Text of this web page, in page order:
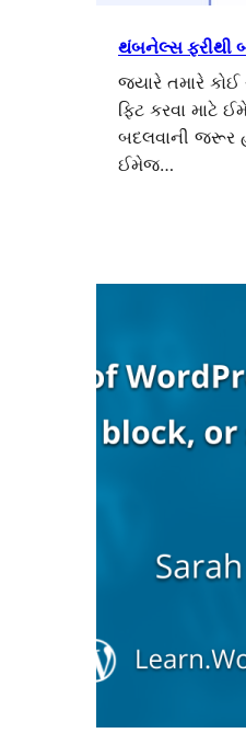
થંબનેલ્સ ફરીથી
જ્યારે તમારે
ફિટ કરવા માટે
બદલવાની જરૂર
ઈમેજ…